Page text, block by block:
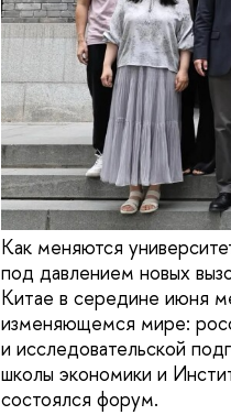
Как меняются
под давлением новых
Китае в середине июня
изменяющемся мире:
и исследовательской
школы экономики и
состоялся форум.